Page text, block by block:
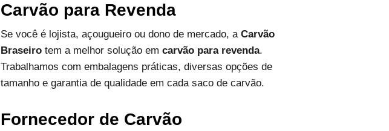
Carvão para Revenda
Se você é lojista, açougueiro ou dono de mercado, a Carvão
Braseirotem a melhor solução em carvão para revenda.
Trabalhamos com embalagens práticas, diversas opções de
tamanho e garantia de qualidade em cada saco de carvão.
Fornecedor de Carvão